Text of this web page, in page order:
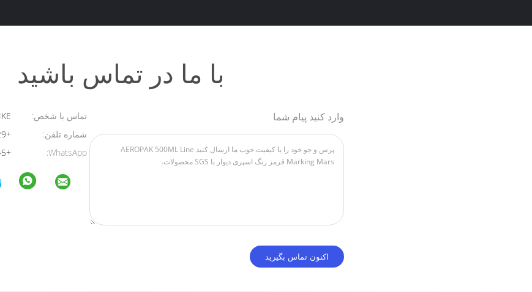
با ما در تماس باشید
تماس با شخص:
شماره تلفن:
+8613824322829
WhatsApp:
+8613723455145
وارد کنید پیام شما